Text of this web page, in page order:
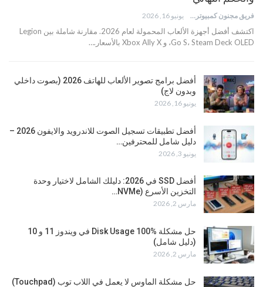
فريق مجنون كمبيوتر يونيو 16, 2026
اكتشف أفضل أجهزة الألعاب المحمولة لعام 2026. مقارنة شاملة بين Legion
Go S، Steam Deck OLED، و Xbox Ally X بالأسعار.…
أفضل برامج تصوير الألعاب للهاتف 2026 (بصوت داخلي
وبدون لاج)
يونيو 16, 2026
أفضل تطبيقات تسجيل الصوت للاندرويد والايفون 2026 –
دليل شامل للمحترفين…
يونيو 3, 2026
أفضل SSD في 2026: دليلك الشامل لاختيار وحدة
التخزين الأسرع (NVMe…
مارس 2, 2026
حل مشكلة Disk Usage 100% في ويندوز 11 و 10
(دليل شامل)
مارس 2, 2026
حل مشكلة الماوس لا يعمل في اللاب توب (Touchpad)